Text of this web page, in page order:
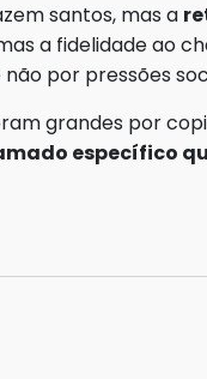
santos, mas a
a fidelidade ao
por pressões
grandes por
específico